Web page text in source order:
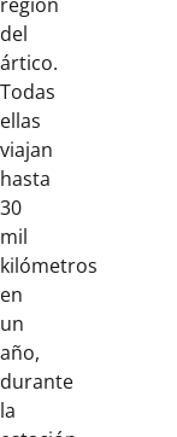
del
ártico.
Todas
ellas
viajan
hasta
30
mil
kilómetros
en
un
año,
durante
la